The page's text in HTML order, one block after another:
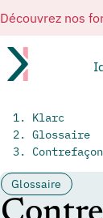
Découvrez nos
Klarc
Glossaire
Glossaire